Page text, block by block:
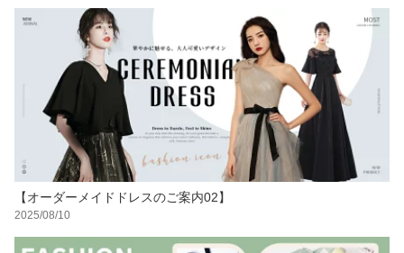
【オーダーメイドドレスのご案内02】
2025/08/10